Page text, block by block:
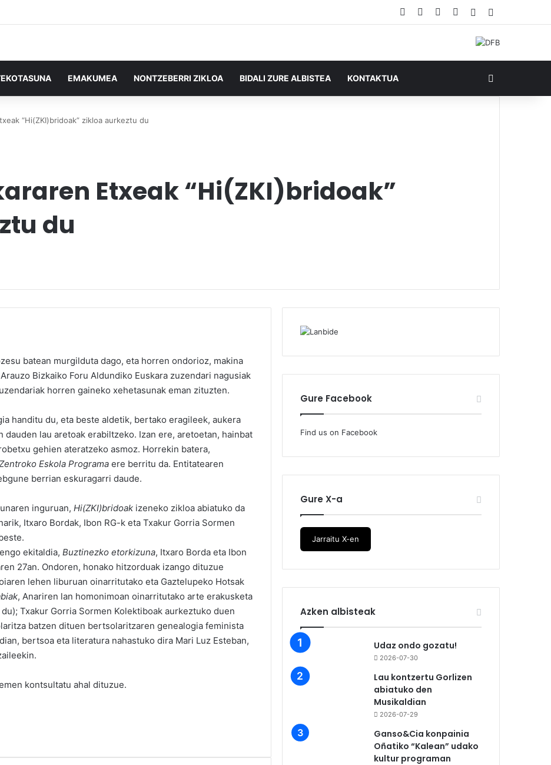
Facebook YouTube
RSS Ausazko
EMAKUMEA NONTZEBERRI ZIKLOA BIDALI ZURE ALBISTEA KONTAKTUA
“Hi(ZKI)bridoak” zikloa aurkeztu du
Etxeak “Hi(ZKI)bridoak”
du
batean murgilduta dago, eta horren ondorioz, makina
Bizkaiko Foru Aldundiko Euskara zuzendari nagusiak
horren gaineko xehetasunak eman zituzten.
handitu du, eta beste aldetik, bertako eragileek, aukera
dauden lau aretoak erabiltzeko. Izan ere, aretoetan, hainbat
gehien ateratzeko asmoz. Horrekin batera,
Eskola Programa ere berritu da. Entitatearen
berrian eskuragarri daude.
inguruan, Hi(ZKI)bridoak izeneko zikloa abiatuko da
Itxaro Bordak, Ibon RG-k eta Txakur Gorria Sormen
ekitaldia, Buztinezko etorkizuna, Itxaro Borda eta Ibon
27an. Ondoren, honako hitzorduak izango dituzue
lehen liburuan oinarritutako eta Gaztelupeko Hotsak
, Anariren lan homonimoan oinarritutako arte erakusketa
Txakur Gorria Sormen Kolektiboak aurkeztuko duen
batzen dituen bertsolaritzaren genealogia feminista
bertsoa eta literatura nahastuko dira Mari Luz Esteban,
kontsultatu ahal dituzue.
Gure Facebook
Find us on Facebook
Gure X-a
Jarraitu X-en
Azken albisteak
Udaz ondo gozatu!
2026-07-30
Lau kontzertu Gorlizen
abiatuko den
Musikaldian
2026-07-29
Ganso&Cia konpainia
Oñatiko “Kalean” udako
kultur programan